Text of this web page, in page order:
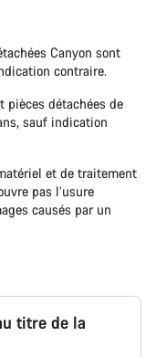
Canyon sont
contraire.
pièces détachées de
sauf indication
et de traitement
pas l’usure
causés par un
titre de la